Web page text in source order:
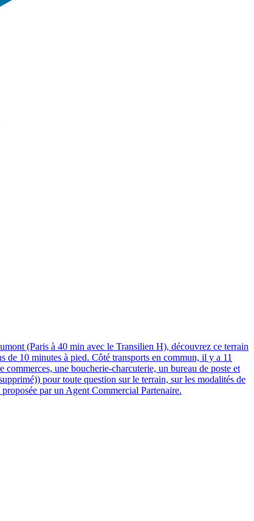
(Paris à 40 min avec le Transilien H), découvrez ce terrain
10 minutes à pied. Côté transports en commun, il y a 11
une boucherie-charcuterie, un bureau de poste et
pour toute question sur le terrain, sur les modalités de
par un Agent Commercial Partenaire.